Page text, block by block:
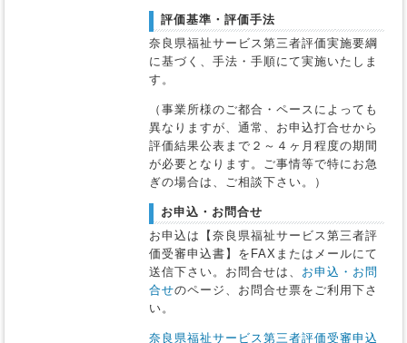
評価基準・評価手法
奈良県福祉サービス第三者評価実施要綱
に基づく、手法・手順にて実施いたしま
す。
（事業所様のご都合・ペースによっても
異なりますが、通常、お申込打合せから
評価結果公表まで２～４ヶ月程度の期間
が必要となります。ご事情等で特にお急
ぎの場合は、ご相談下さい。）
お申込・お問合せ
お申込は【奈良県福祉サービス第三者評
価受審申込書】をFAXまたはメールにて
送信下さい。お問合せは、 お申込・お問
合せのページ、お問合せ票をご利用下さ
い。
奈良県福祉サービス第三者評価受審申込